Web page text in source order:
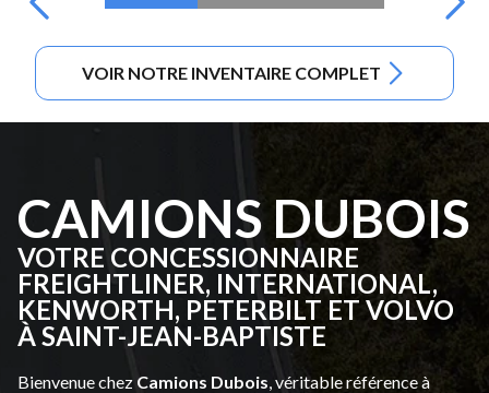
VOIR NOTRE INVENTAIRE COMPLET
CAMIONS DUBOIS
VOTRE CONCESSIONNAIRE
FREIGHTLINER, INTERNATIONAL,
KENWORTH, PETERBILT ET VOLVO
À SAINT-JEAN-BAPTISTE
Bienvenue chez Camions Dubois , véritable référence à